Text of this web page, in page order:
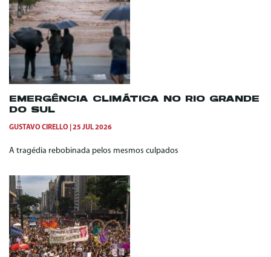
EMERGÊNCIA CLIMÁTICA NO RIO GRANDE
DO SUL
GUSTAVO CIRELLO 25 JUL 2026
A tragédia rebobinada pelos mesmos culpados